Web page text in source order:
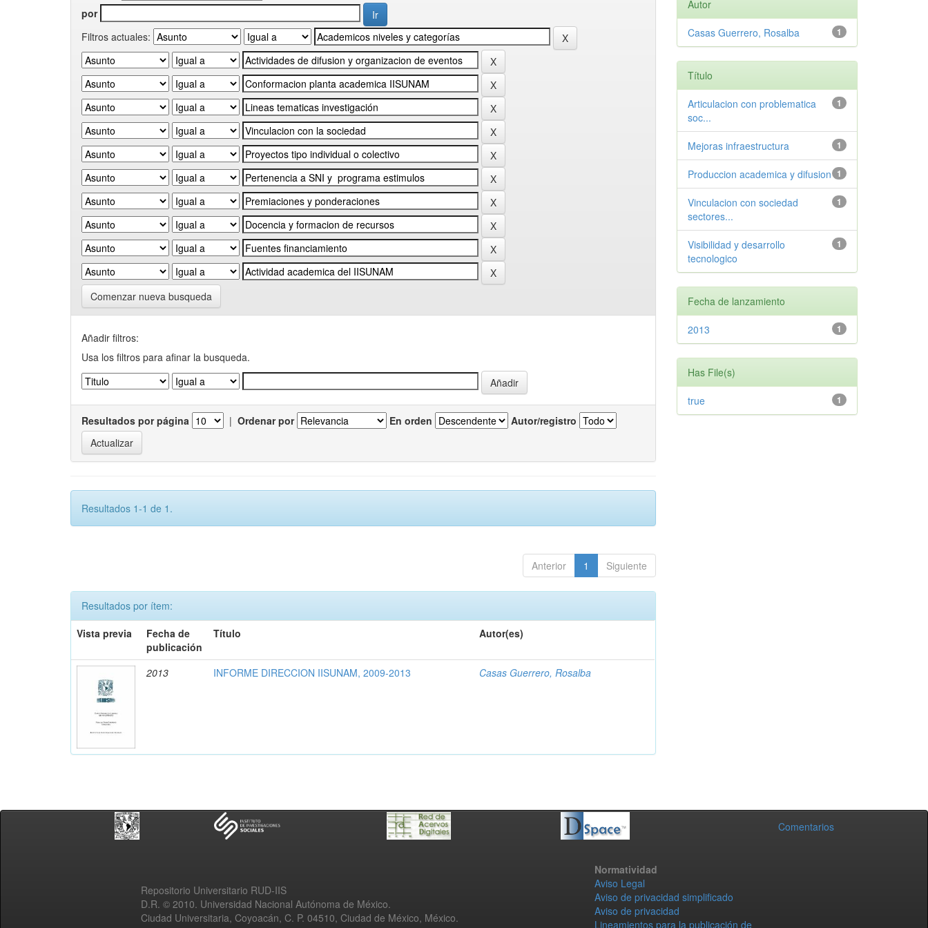
por
Filtros actuales:
Comenzar nueva busqueda
Añadir filtros:
Usa los filtros para afinar la busqueda.
Resultados por página | Ordenar por En orden Autor/registro
Resultados 1-1 de 1.
Anterior 1 Siguiente
Resultados por ítem:
Vista previa
Fecha de
publicación
Título Autor(es)
2013 INFORME DIRECCION IISUNAM, 2009-2013 Casas Guerrero, Rosalba
Autor
1
Casas Guerrero, Rosalba
Título
1
Articulacion con problematica
soc...
1
Mejoras infraestructura
1
Produccion academica y difusion
1
Vinculacion con sociedad
sectores...
1
Visibilidad y desarrollo
tecnologico
Fecha de lanzamiento
1
2013
Has File(s)
1
true
Comentarios
Repositorio Universitario RUD-IIS
D.R. © 2010. Universidad Nacional Autónoma de México.
Ciudad Universitaria, Coyoacán, C. P. 04510, Ciudad de México, México.
Normatividad
Aviso Legal
Aviso de privacidad simplificado
Aviso de privacidad
Lineamientos para la publicación de